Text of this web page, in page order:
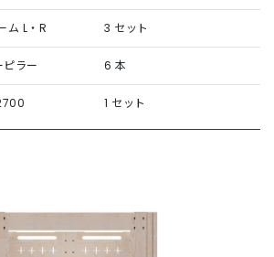
ム L・R 3 セット
ピラー 6 本
1 セット